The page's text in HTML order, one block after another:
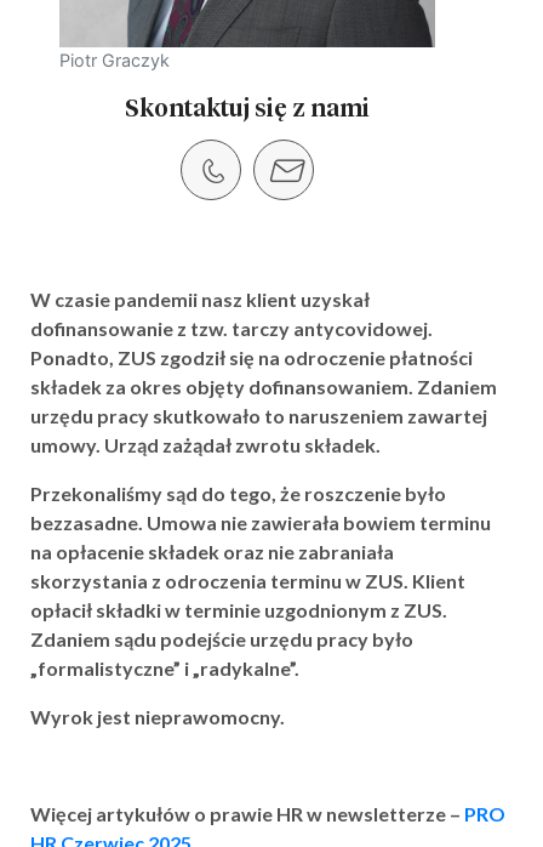
Piotr Graczyk
Skontaktuj się z nami
W czasie pandemii nasz klient uzyskał
dofinansowanie z tzw. tarczy antycovidowej.
Ponadto, ZUS zgodził się na odroczenie płatności
składek za okres objęty dofinansowaniem. Zdaniem
urzędu pracy skutkowało to naruszeniem zawartej
umowy. Urząd zażądał zwrotu składek.
Przekonaliśmy sąd do tego, że roszczenie było
bezzasadne. Umowa nie zawierała bowiem terminu
na opłacenie składek oraz nie zabraniała
skorzystania z odroczenia terminu w ZUS. Klient
opłacił składki w terminie uzgodnionym z ZUS.
Zdaniem sądu podejście urzędu pracy było
„formalistyczne” i „radykalne”.
Wyrok jest nieprawomocny.
Więcej artykułów o prawie HR w newsletterze – PRO